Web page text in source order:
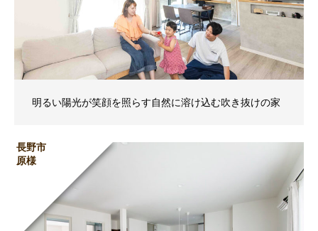
明るい陽光が笑顔を照らす自然に溶け込む吹き抜けの家
長野市
原様